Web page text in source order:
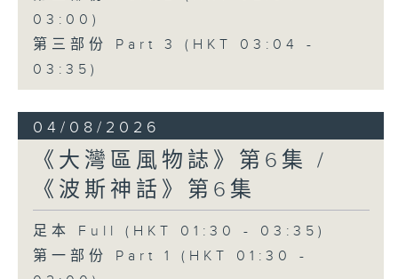
03:00)
第三部份 Part 3 (HKT 03:04 -
03:35)
04/08/2026
《大灣區風物誌》第6集 /
《波斯神話》第6集
足本 Full (HKT 01:30 - 03:35)
第一部份 Part 1 (HKT 01:30 -